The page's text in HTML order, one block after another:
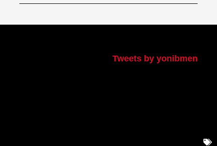
Tweets by yonibmen